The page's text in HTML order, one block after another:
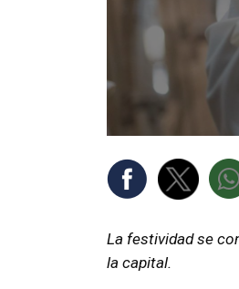
La festividad se
la capital.